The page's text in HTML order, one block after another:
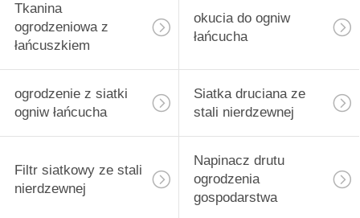
Tkanina
ogrodzeniowa z
łańcuszkiem
okucia do ogniw
łańcucha
ogrodzenie z siatki
ogniw łańcucha
Siatka druciana ze
stali nierdzewnej
Filtr siatkowy ze stali
nierdzewnej
Napinacz drutu
ogrodzenia
gospodarstwa